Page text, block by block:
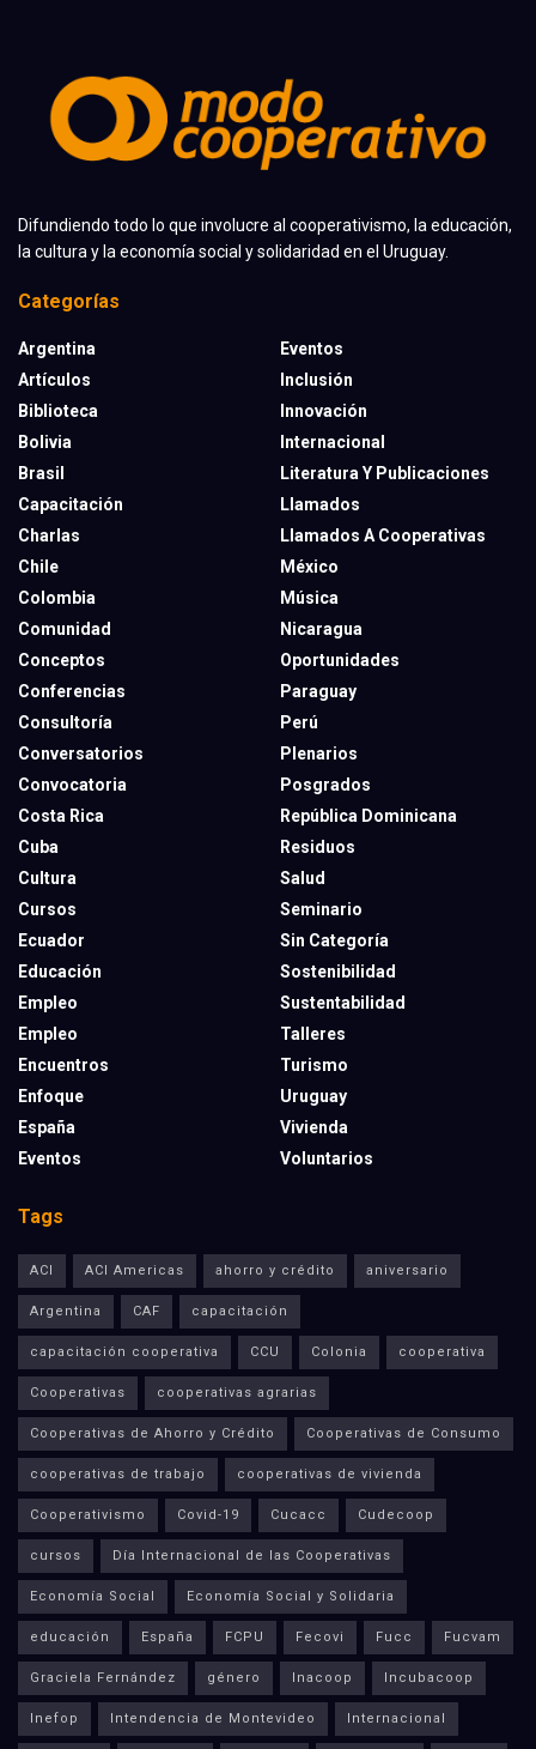
Difundiendo todo lo que involucre al cooperativismo, la educación,
la cultura y la economía social y solidaridad en el Uruguay.
Categorías
Argentina
Artículos
Biblioteca
Bolivia
Brasil
Capacitación
Charlas
Chile
Colombia
Comunidad
Conceptos
Conferencias
Consultoría
Conversatorios
Convocatoria
Costa Rica
Cuba
Cultura
Cursos
Ecuador
Educación
Empleo
Empleo
Encuentros
Enfoque
España
Eventos
Eventos
Inclusión
Innovación
Internacional
Literatura Y Publicaciones
Llamados
Llamados A Cooperativas
México
Música
Nicaragua
Oportunidades
Paraguay
Perú
Plenarios
Posgrados
República Dominicana
Residuos
Salud
Seminario
Sin Categoría
Sostenibilidad
Sustentabilidad
Talleres
Turismo
Uruguay
Vivienda
Voluntarios
Tags
ACI ACI Americas ahorro y crédito aniversario
Argentina CAF capacitación
capacitación cooperativa CCU Colonia cooperativa
Cooperativas cooperativas agrarias
Cooperativas de Ahorro y Crédito Cooperativas de Consumo
cooperativas de trabajo cooperativas de vivienda
Cooperativismo Covid-19 Cucacc Cudecoop
cursos Día Internacional de las Cooperativas
Economía Social Economía Social y Solidaria
educación España FCPU Fecovi Fucc Fucvam
Graciela Fernández género Inacoop Incubacoop
Inefop Intendencia de Montevideo Internacional